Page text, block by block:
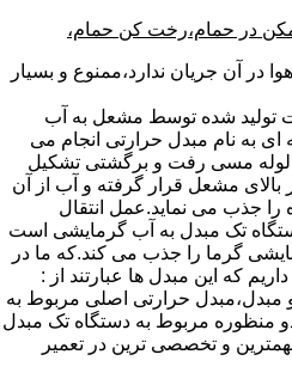
در حمام،رخت کن حمام،
در آن جریان ندارد،ممنوع و بسیار
تولید شده توسط مشعل به آب
به نام مبدل حرارتی انجام می
لوله مسی رفت و برگشتی تشکیل
مشعل قرار گرفته و آب از آن
را جذب می نماید.عمل انتقال
تک مبدل به آب گرمایشی است
گرما را جذب می کند.که ما در
که این مبدل ها عبارتند از :
مبدل،مبدل حرارتی اصلی مربوط به
منظوره مربوط به دستگاه تک مبدل
و تخصصی ترین در تعمیر